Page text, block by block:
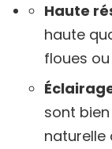
Haute
haute
floues
sont
naturelle